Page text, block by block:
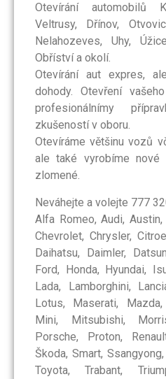
Otevírání automobilů
Veltrusy, Dřínov,
Nelahozeves, Uhy,
Obříství a okolí.
Otevírání aut expres,
dohody. Otevření
profesionálnímy
zkušeností v oboru.
Otevíráme většinu vozů
ale také vyrobíme
zlomené.
Neváhejte a volejte 777
Alfa Romeo, Audi,
Chevrolet, Chrysler,
Daihatsu, Daimler,
Ford, Honda, Hyundai,
Lada, Lamborghini,
Lotus, Maserati,
Mini, Mitsubishi,
Porsche, Proton,
Škoda, Smart,
Toyota, Trabant,